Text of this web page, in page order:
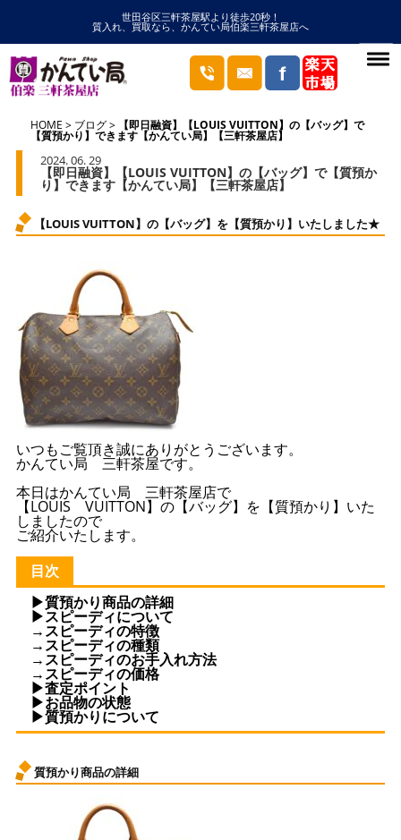
世田谷区三軒茶屋駅より徒歩20秒！
質入れ、買取なら、かんてい局伯楽三軒茶屋店へ
HOME ブログ 【即日融資】【LOUIS VUITTON】の【バッグ】で
【質預かり】できます【かんてい局】【三軒茶屋店】
2024. 06. 29
【即日融資】【LOUIS VUITTON】の【バッグ】で【質預か
り】できます【かんてい局】【三軒茶屋店】
【LOUIS VUITTON】の【バッグ】を【質預かり】いたしました★
いつもご覧頂き誠にありがとうございます。
かんてい局 三軒茶屋です。
本日はかんてい局 三軒茶屋店で
【LOUIS VUITTON】の【バッグ】を【質預かり】いた
しましたので
ご紹介いたします。
目次
▶質預かり商品の詳細
▶スピーディについて
→スピーディの特徴
→スピーディの種類
→スピーディのお手入れ方法
→スピーディの価格
▶査定ポイント
▶お品物の状態
▶質預かりについて
質預かり商品の詳細